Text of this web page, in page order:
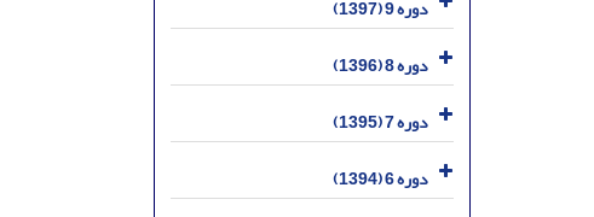
دوره 9 (1397)
دوره 8 (1396)
دوره 7 (1395)
دوره 6 (1394)